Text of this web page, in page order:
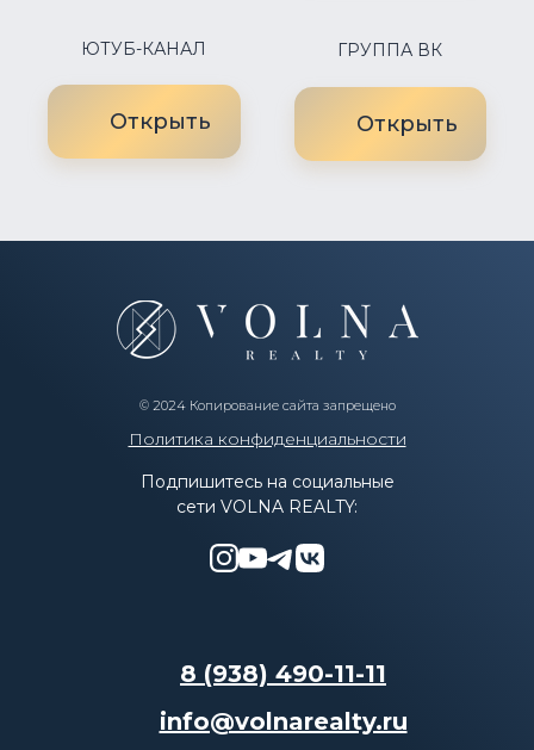
ЮТУБ-КАНАЛ
Открыть
ГРУППА ВК
Открыть
© 2024 Копирование сайта запрещено
Политика конфиденциальности
Подпишитесь на социальные
сети VOLNA REALTY:
8 (938) 490-11-11
info@volnarealty.ru